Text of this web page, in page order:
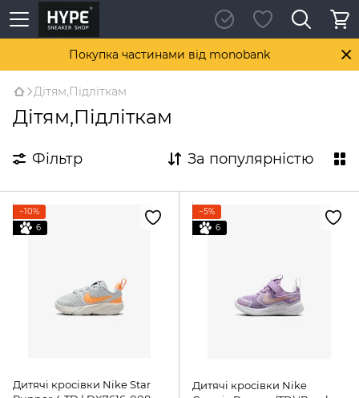
Покупка частинами від monobank
Дітям,Підліткам
Дітям,Підліткам
Фільтр За популярністю
−10%
6
Дитячі кросівки Nike Star
−5%
6
Дитячі кросівки Nike